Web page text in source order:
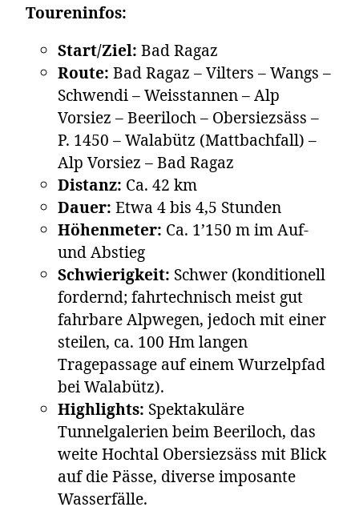
Toureninfos:
Start/Ziel: Bad Ragaz
Route: Bad Ragaz – Vilters – Wangs –
Schwendi – Weisstannen – Alp
Vorsiez – Beeriloch – Obersiezsäss –
P. 1450 – Walabütz (Mattbachfall) –
Alp Vorsiez – Bad Ragaz
Distanz: Ca. 42 km
Dauer: Etwa 4 bis 4,5 Stunden
Höhenmeter: Ca. 1’150 m im Auf-
und Abstieg
Schwierigkeit: Schwer (konditionell
fordernd; fahrtechnisch meist gut
fahrbare Alpwegen, jedoch mit einer
steilen, ca. 100 Hm langen
Tragepassage auf einem Wurzelpfad
bei Walabütz).
Highlights: Spektakuläre
Tunnelgalerien beim Beeriloch, das
weite Hochtal Obersiezsäss mit Blick
auf die Pässe, diverse imposante
Wasserfälle.